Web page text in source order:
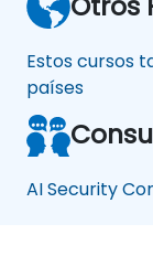
Estos cursos
países
AI Security